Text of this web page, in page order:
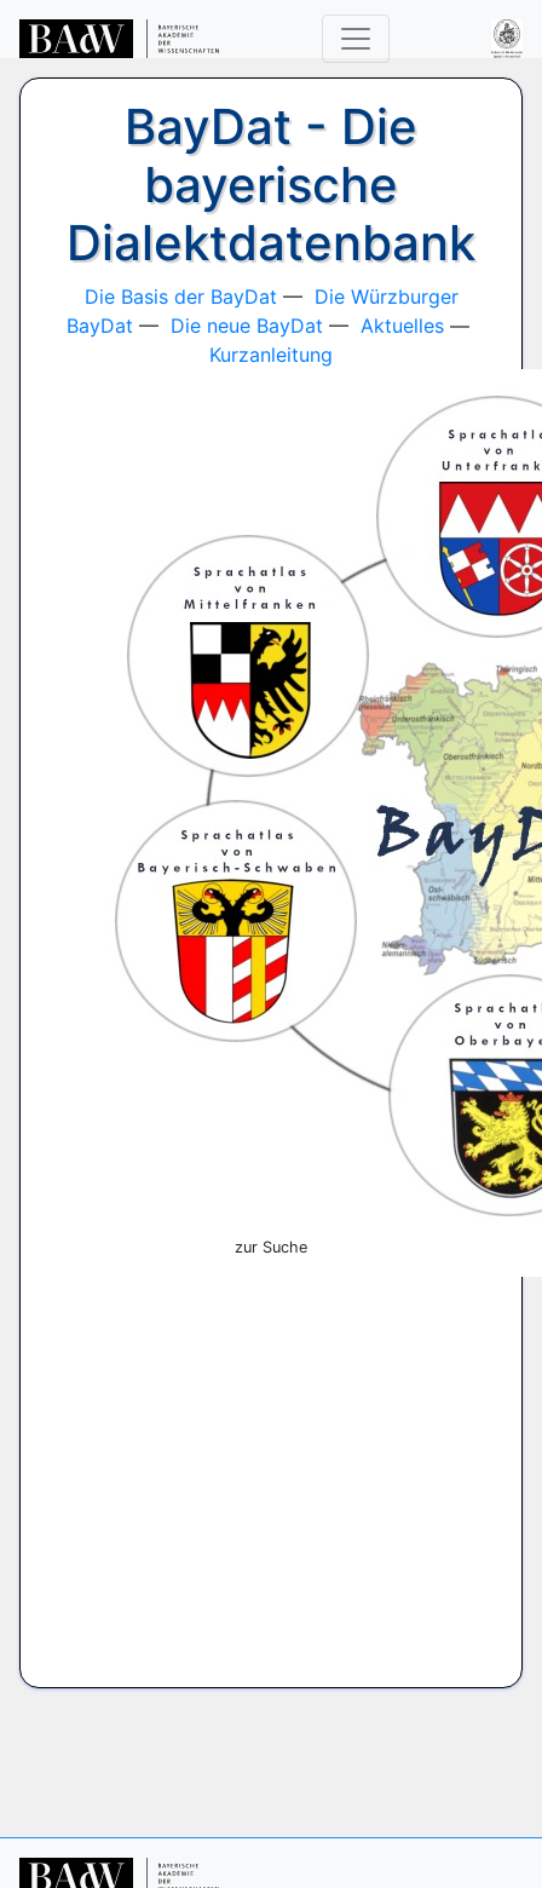
BayDat - Die
bayerische
Dialektdatenbank
Die Basis der BayDat — Die Würzburger
BayDat — Die neue BayDat — Aktuelles —
Kurzanleitung
zur Suche